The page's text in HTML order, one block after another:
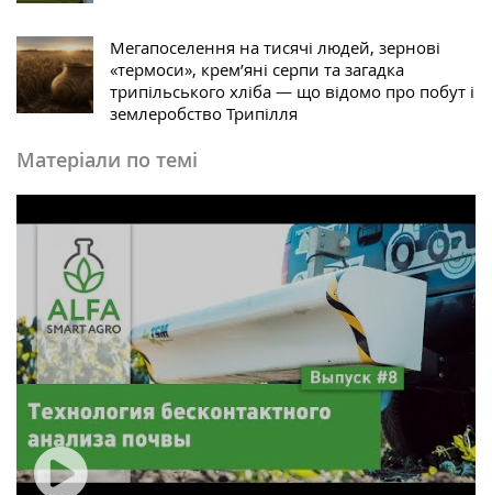
Мегапоселення на тисячі людей, зернові
«термоси», крем’яні серпи та загадка
трипільського хліба — що відомо про побут і
землеробство Трипілля
Матеріали по темі